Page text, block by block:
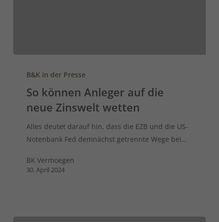
B&K in der Presse
So können Anleger auf die
neue Zinswelt wetten
Alles deutet darauf hin, dass die EZB und die US-
Notenbank Fed demnächst getrennte Wege bei…
BK Vermoegen
30. April 2024